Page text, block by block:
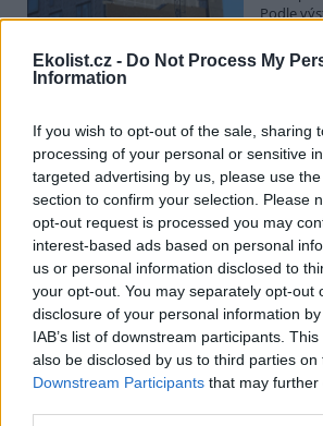
Ekolist.cz - Do Not Process My
Information
If you wish to opt-out of the sale, sharing
processing of your personal or sensitive
targeted advertising by us, please use
section to confirm your selection. Please
opt-out request is processed you may
interest-based ads based on personal
us or personal information disclosed to
your opt-out. You may separately opt-out
disclosure of your personal information
IAB’s list of downstream participants.
also be disclosed by us to third parties on
Downstream Participants that may
Podle
se to týká přibližně 1,1 milionu lidí, tedy
nájmu. K řešení krize dostupnosti bydlení je
centrech obcí, a zároveň snižovat jeho
náklady. Desetina českých domácností totiž
než 40 % svých příjmů.
Greenpeace: Podpora moratoria na
těžbu vzrostla na 46 států. ČR mezi
4.8.2026
Diskuse: 3
Přes
úřadu pro
kde
Česká
skončilo zklamáním, protože se vládám